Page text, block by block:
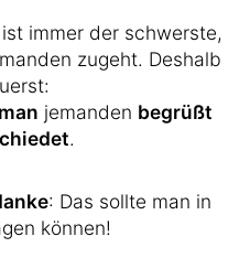
immer der schwerste,
zugeht. Deshalb
jemanden begrüßt
.
: Das sollte man in
können!